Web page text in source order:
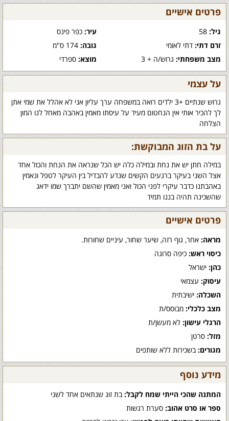
פרטים אישיים
גיל: עיר:כפר פינס
זרם דתי: דתי לאומי גובה:174 ס"מ
מצב משפחתי: גרוש/ה + 3 מוצא:ספרדי
על עצמי
גרוש שנתיים +3 ילדים רואה במשפחה ערך עליון אני לא אהלל את שמי אתן
לך להכיר אותי אין הנחטום מעיד על עיסתו מאמין באהבה מאחל לנו המון
הצלחה
על בת הזוג המבוקשת:
במילה חתן יש את נחת ובמילה כלה יש הכל שנראה את הנחת והכול אחד
אצל השני בעיקר ברגעים הקשים שנדע להבדיל בין העיקר לטפל ונאמין
באהבתנו כדבר עיקרי לפני הכול ואני מאמין שהשם יתברך שמו ידאג
שהשכינה תהיה בננו תמיד
פרטים אישיים
מראה: אחר, גוף רזה, שיער שחור, עיניים שחורות.
כיסוי ראש: כיפה סרוגה
כהן: ישראל
עיסוק: עצמאי
השכלה: ישיבתית
מצב כלכלי: מבוסס/ת
הרגלי עישון: לא מעשן/ת
מזל: סרטן
מגורים: בשכירות ללא שותפים
מידע נוסף
המתנה שהכי הייתי שמח לקבל: בת זוג שנתאים אחד לשני
ספר או סרט אהוב: סערת רגשות